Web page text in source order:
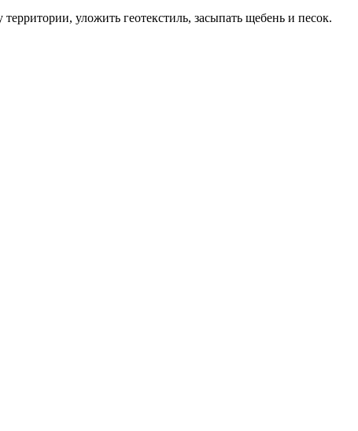
уложить геотекстиль, засыпать щебень и песок.